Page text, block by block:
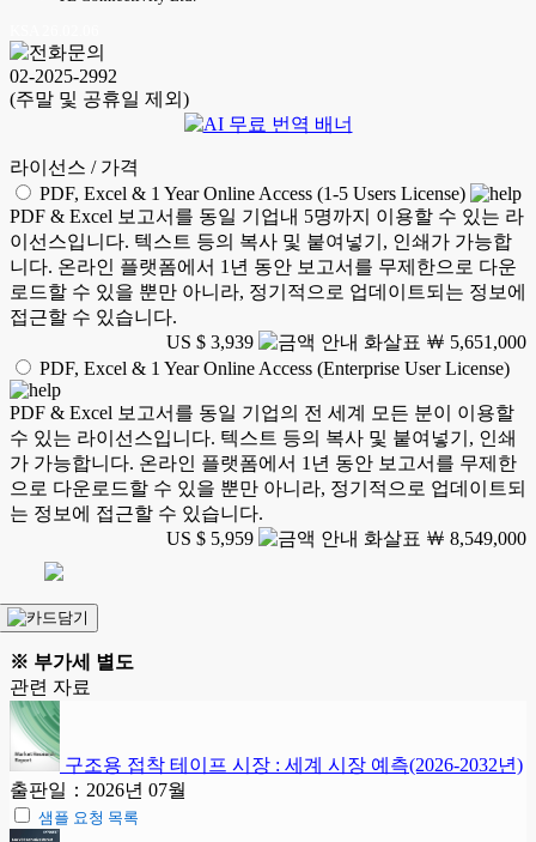
02-2025-2992
(주말 및 공휴일 제외)
라이선스 / 가격
PDF, Excel & 1 Year Online Access (1-5 Users License)
PDF & Excel 보고서를 동일 기업내 5명까지 이용할 수 있는 라
이선스입니다. 텍스트 등의 복사 및 붙여넣기, 인쇄가 가능합
니다. 온라인 플랫폼에서 1년 동안 보고서를 무제한으로 다운
로드할 수 있을 뿐만 아니라, 정기적으로 업데이트되는 정보에
접근할 수 있습니다.
US $ 3,939
￦ 5,651,000
PDF, Excel & 1 Year Online Access (Enterprise User License)
PDF & Excel 보고서를 동일 기업의 전 세계 모든 분이 이용할
수 있는 라이선스입니다. 텍스트 등의 복사 및 붙여넣기, 인쇄
가 가능합니다. 온라인 플랫폼에서 1년 동안 보고서를 무제한
으로 다운로드할 수 있을 뿐만 아니라, 정기적으로 업데이트되
는 정보에 접근할 수 있습니다.
US $ 5,959
￦ 8,549,000
※ 부가세 별도
관련 자료
구조용 접착 테이프 시장 : 세계 시장 예측(2026-2032년)
출판일：2026년 07월
샘플 요청 목록